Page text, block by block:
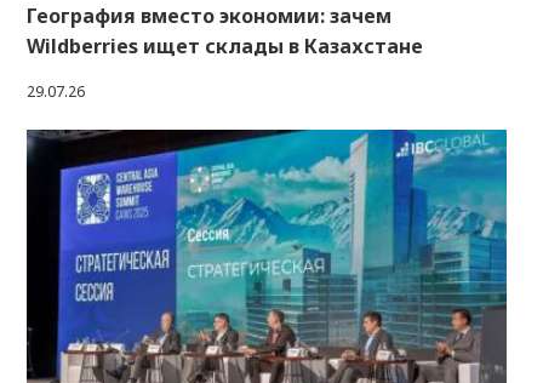
География вместо экономии: зачем
Wildberries ищет склады в Казахстане
29.07.26